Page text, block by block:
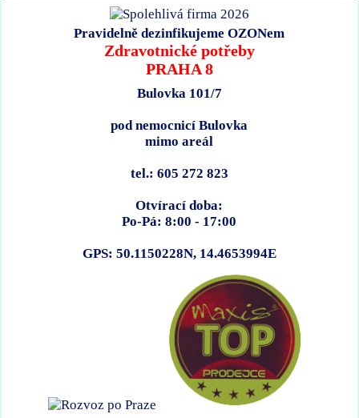
Pravidelně dezinfikujeme OZONem
Zdravotnické potřeby
PRAHA 8
Bulovka 101/7
pod nemocnicí Bulovka
mimo areál
tel.: 605 272 823
Otvírací doba:
Po-Pá: 8:00 - 17:00
GPS: 50.1150228N, 14.4653994E